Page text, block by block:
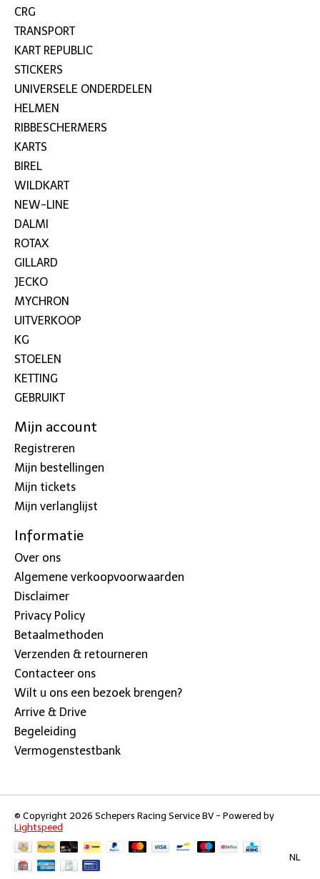
CRG
TRANSPORT
KART REPUBLIC
STICKERS
UNIVERSELE ONDERDELEN
HELMEN
RIBBESCHERMERS
KARTS
BIREL
WILDKART
NEW-LINE
DALMI
ROTAX
GILLARD
JECKO
MYCHRON
UITVERKOOP
KG
STOELEN
KETTING
GEBRUIKT
Mijn account
Registreren
Mijn bestellingen
Mijn tickets
Mijn verlanglijst
Informatie
Over ons
Algemene verkoopvoorwaarden
Disclaimer
Privacy Policy
Betaalmethoden
Verzenden & retourneren
Contacteer ons
Wilt u ons een bezoek brengen?
Arrive & Drive
Begeleiding
Vermogenstestbank
© Copyright 2026 Schepers Racing Service BV - Powered by
Lightspeed
NL